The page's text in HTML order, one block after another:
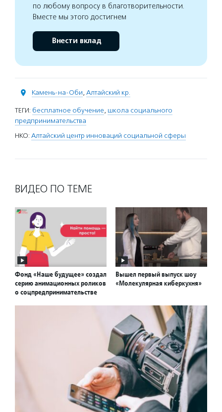
по любому вопросу в благотворительности.
Вместе мы этого достигнем
Внести вклад
Камень-на-Оби, Алтайский кр.
ТЕГИ: бесплатное обучение, школа социального
предпринимательства
НКО: Алтайский центр инноваций социальной сферы
ВИДЕО ПО ТЕМЕ
Фонд «Наше будущее» создал
серию анимационных роликов
о соцпредпринимательстве
Вышел первый выпуск шоу
«Молекулярная киберкухня»